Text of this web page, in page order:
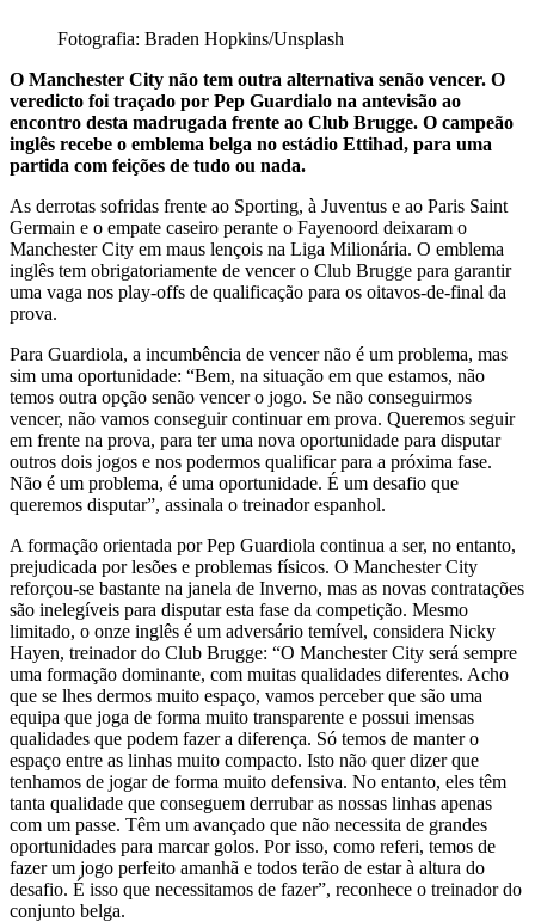
Fotografia: Braden Hopkins/Unsplash
O Manchester City não tem outra alternativa senão vencer. O
veredicto foi traçado por Pep Guardialo na antevisão ao
encontro desta madrugada frente ao Club Brugge. O campeão
inglês recebe o emblema belga no estádio Ettihad, para uma
partida com feições de tudo ou nada.
As derrotas sofridas frente ao Sporting, à Juventus e ao Paris Saint
Germain e o empate caseiro perante o Fayenoord deixaram o
Manchester City em maus lençois na Liga Milionária. O emblema
inglês tem obrigatoriamente de vencer o Club Brugge para garantir
uma vaga nos play-offs de qualificação para os oitavos-de-final da
prova.
Para Guardiola, a incumbência de vencer não é um problema, mas
sim uma oportunidade: “Bem, na situação em que estamos, não
temos outra opção senão vencer o jogo. Se não conseguirmos
vencer, não vamos conseguir continuar em prova. Queremos seguir
em frente na prova, para ter uma nova oportunidade para disputar
outros dois jogos e nos podermos qualificar para a próxima fase.
Não é um problema, é uma oportunidade. É um desafio que
queremos disputar”, assinala o treinador espanhol.
A formação orientada por Pep Guardiola continua a ser, no entanto,
prejudicada por lesões e problemas físicos. O Manchester City
reforçou-se bastante na janela de Inverno, mas as novas contratações
são inelegíveis para disputar esta fase da competição. Mesmo
limitado, o onze inglês é um adversário temível, considera Nicky
Hayen, treinador do Club Brugge: “O Manchester City será sempre
uma formação dominante, com muitas qualidades diferentes. Acho
que se lhes dermos muito espaço, vamos perceber que são uma
equipa que joga de forma muito transparente e possui imensas
qualidades que podem fazer a diferença. Só temos de manter o
espaço entre as linhas muito compacto. Isto não quer dizer que
tenhamos de jogar de forma muito defensiva. No entanto, eles têm
tanta qualidade que conseguem derrubar as nossas linhas apenas
com um passe. Têm um avançado que não necessita de grandes
oportunidades para marcar golos. Por isso, como referi, temos de
fazer um jogo perfeito amanhã e todos terão de estar à altura do
desafio. É isso que necessitamos de fazer”, reconhece o treinador do
conjunto belga.